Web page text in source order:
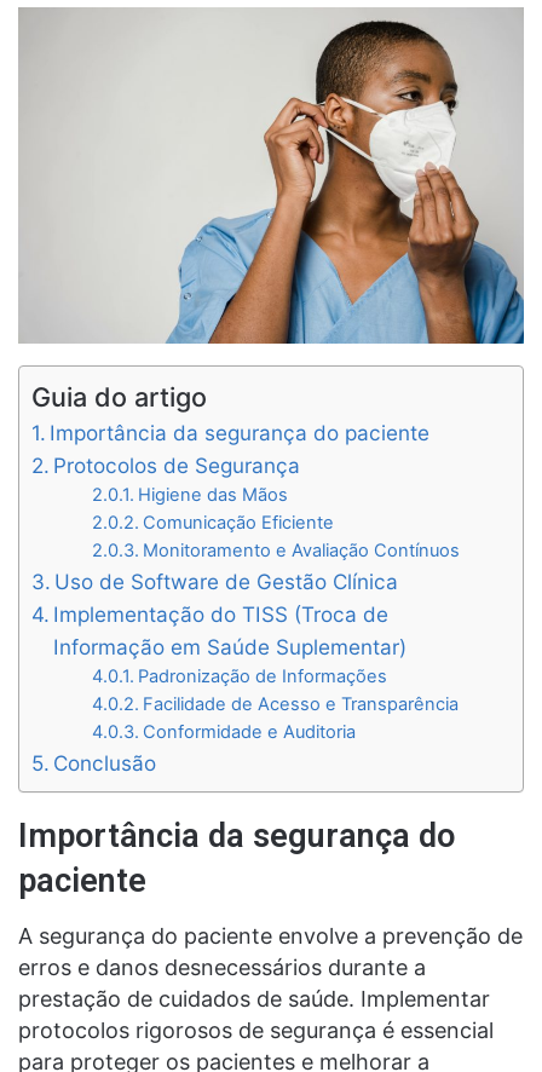
Guia do artigo
Importância da segurança do paciente
Protocolos de Segurança
Higiene das Mãos
Comunicação Eficiente
Monitoramento e Avaliação Contínuos
Uso de Software de Gestão Clínica
Implementação do TISS (Troca de
Informação em Saúde Suplementar)
Padronização de Informações
Facilidade de Acesso e Transparência
Conformidade e Auditoria
Conclusão
Importância da segurança do
paciente
A segurança do paciente envolve a prevenção de
erros e danos desnecessários durante a
prestação de cuidados de saúde. Implementar
protocolos rigorosos de segurança é essencial
para proteger os pacientes e melhorar a